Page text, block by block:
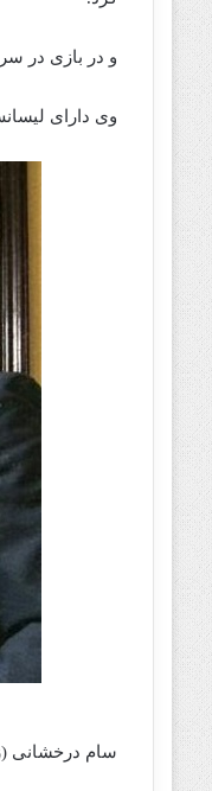
و در بازی در سریال
وی دارای
سام درخشانی (زادهٔ ۳۱ تیر ۱۳۵۴) مجری، بازیگر سینما، و